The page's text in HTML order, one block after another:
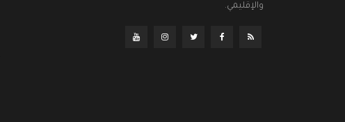
والإقليمي.